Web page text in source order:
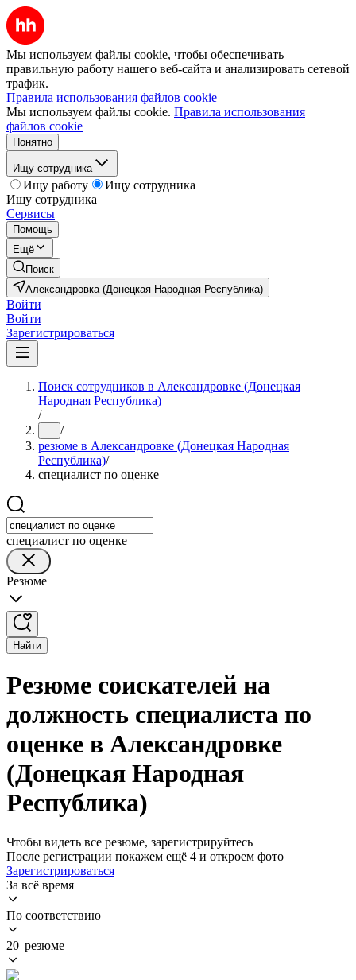
Мы используем файлы cookie, чтобы обеспечивать
правильную работу нашего веб-сайта и анализировать сетевой
трафик.
Правила использования файлов cookie
Мы используем файлы cookie. Правила использования
файлов cookie
Понятно
Ищу сотрудника
Ищу работу
Ищу сотрудника
Ищу сотрудника
Сервисы
Помощь
Ещё
Поиск
Александровка (Донецкая Народная Республика)
Войти
Войти
Зарегистрироваться
Поиск сотрудников в Александровке (Донецкая
Народная Республика)
/
... /
резюме в Александровке (Донецкая Народная
Республика)/
специалист по оценке
специалист по оценке
Резюме
Найти
Резюме соискателей на
должность специалиста по
оценке в Александровке
(Донецкая Народная
Республика)
Чтобы видеть все резюме, зарегистрируйтесь
После регистрации покажем ещё 4 и откроем фото
Зарегистрироваться
За всё время
По соответствию
20 резюме